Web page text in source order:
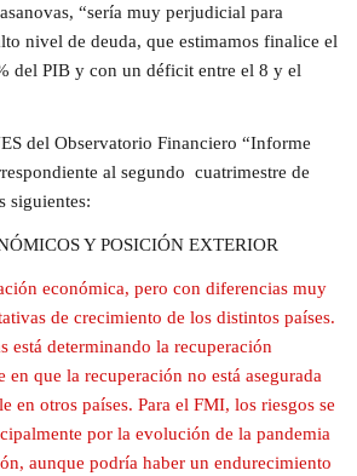
“sería muy perjudicial para
nivel de deuda, que estimamos finalice el
del PIB y con un déficit entre el 8 y el
del Observatorio Financiero “Informe
al segundo cuatrimestre de
siguientes:
Y POSICIÓN EXTERIOR
económica, pero con diferencias muy
de crecimiento de los distintos países.
está determinando la recuperación
en que la recuperación no está asegurada
en otros países. Para el FMI, los riesgos se
por la evolución de la pandemia
aunque podría haber un endurecimiento